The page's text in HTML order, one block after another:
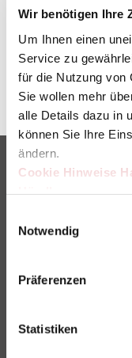
Wir benötigen Ihre
Um Ihnen einen
Service zu
für die Nutzung von
Sie wollen mehr
alle Details dazu in
können Sie Ihre
ändern.
Cookie Hinweise
Notwendig
Präferenzen
Statistiken
SENDEN
Deutsches Handwerk